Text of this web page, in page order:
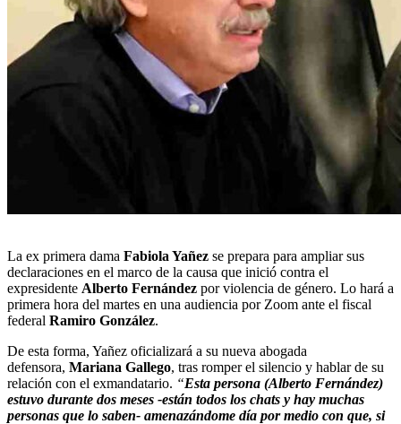
La ex primera dama Fabiola Yañez se prepara para ampliar sus
declaraciones en el marco de la causa que inició contra el
expresidente Alberto Fernández por violencia de género. Lo hará a
primera hora del martes en una audiencia por Zoom ante el fiscal
federal Ramiro González.
De esta forma, Yañez oficializará a su nueva abogada
defensora, Mariana Gallego, tras romper el silencio y hablar de su
relación con el exmandatario. “Esta persona (Alberto Fernández)
estuvo durante dos meses -están todos los chats y hay muchas
personas que lo saben- amenazándome día por medio con que, si